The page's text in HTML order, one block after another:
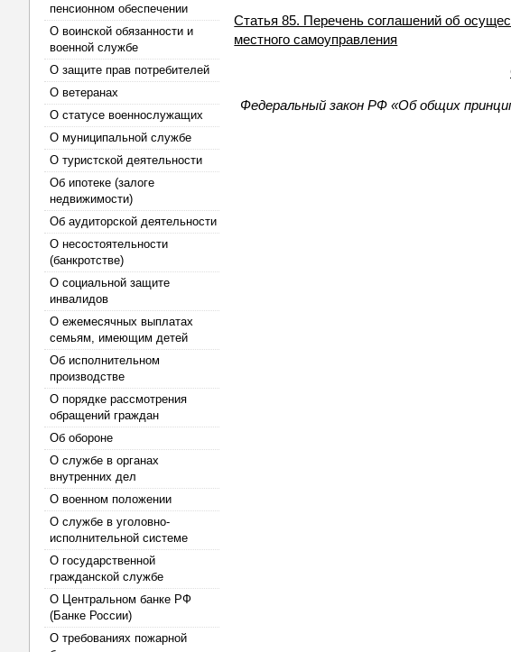
пенсионном обеспечении
О воинской обязанности и
военной службе
О защите прав потребителей
О ветеранах
О статусе военнослужащих
О муниципальной службе
О туристской деятельности
Об ипотеке (залоге
недвижимости)
Об аудиторской деятельности
О несостоятельности
(банкротстве)
О социальной защите
инвалидов
О ежемесячных выплатах
семьям, имеющим детей
Об исполнительном
производстве
О порядке рассмотрения
обращений граждан
Об обороне
О службе в органах
внутренних дел
О военном положении
О службе в уголовно-
исполнительной системе
О государственной
гражданской службе
О Центральном банке РФ
(Банке России)
О требованиях пожарной
Статья 85. Перечень соглашений об
местного самоуправления
Федеральный закон РФ «Об общих